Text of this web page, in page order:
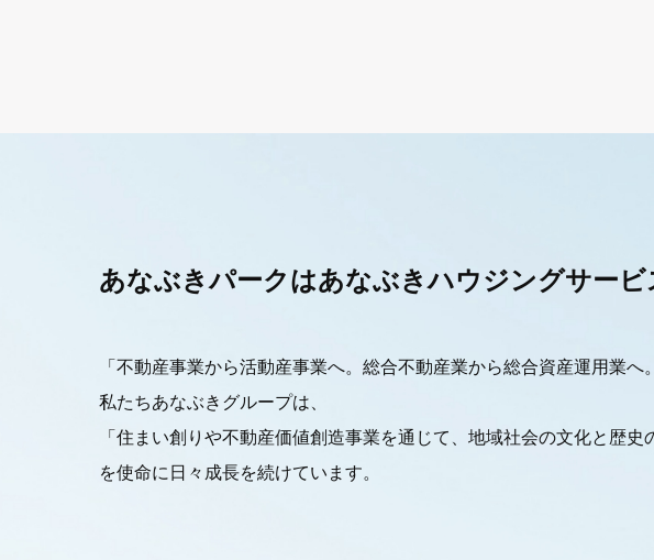
あなぶきパークはあなぶきハウジングサービ
「不動産事業から活動産事業へ。総合不動産業から総合資産運用業へ
私たちあなぶきグループは、
「住まい創りや不動産価値創造事業を通じて、地域社会の文化と歴史
を使命に日々成長を続けています。